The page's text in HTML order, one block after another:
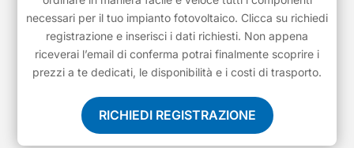
necessari per il tuo impianto fotovoltaico. Clicca su richiedi
registrazione e inserisci i dati richiesti. Non appena
riceverai l’email di conferma potrai finalmente scoprire i
prezzi a te dedicati, le disponibilità e i costi di trasporto.
RICHIEDI REGISTRAZIONE